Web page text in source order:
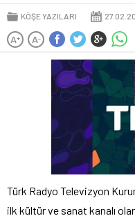
KÖŞE YAZILARI
A+ A-
Türk Radyo Televizyon
ilk kültür ve sanat kanalı